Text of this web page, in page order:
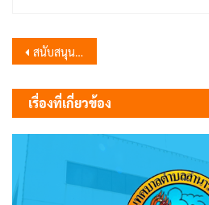
แนะแนว
เรื่อง
สนับสนุนเจ้าหน้าที่ให้ความรู้การดับเพลิงเบื้องต้น และการอพยพหนีไฟ
เรื่องที่เกี่ยวข้อง